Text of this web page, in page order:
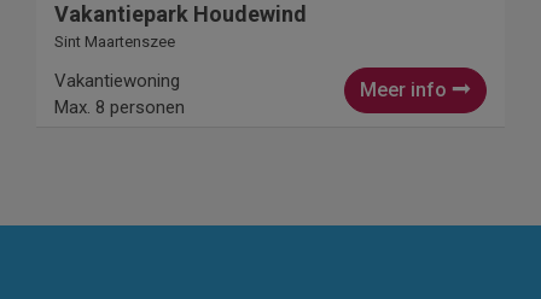
Vakantiepark Houdewind
Sint Maartenszee
Meer info
Vakantiewoning
Max. 8 personen